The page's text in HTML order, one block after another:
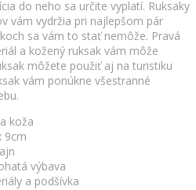
do neho sa určite vyplatí. Ruksaky
vám vydržia pri najlepšom pár
sa vám to stať nemôže. Pravá
a kožený ruksak vám môže
môžete použiť aj na turistiku
vám ponúkne všestranné
koža
9cm
výbava
a podšívka